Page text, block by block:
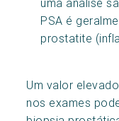
PSA é
prostatite
Um valor
nos exames